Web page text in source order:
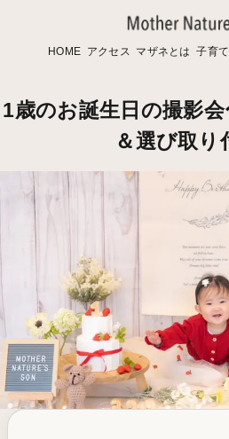
HOME アクセス マザネとは 子育
1歳のお誕生日の撮影
＆選び取り